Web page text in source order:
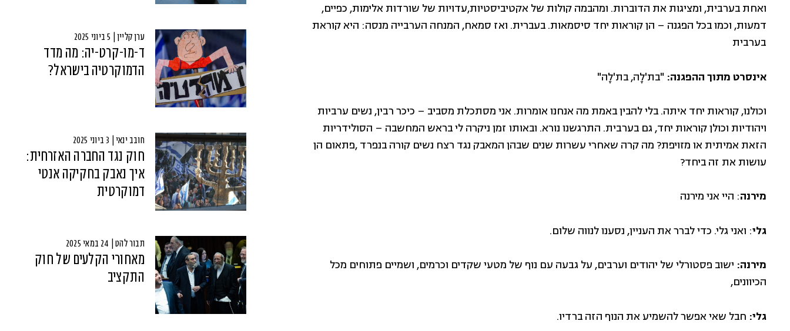
ואחת בערבית, ומציגות את הדוברות. ומהבמה קולות של אקטיביסטיות,עדויות של שורדות אלימות, כפיים,
דמעות, וכמו בכל הפגנה – הן קוראות יחד סיסמאות. בעברית. ואז סמאח, המנחה הערבייה מנסה: היא קוראת
בערבית
אינסרט מתוך ההפגנה: "בת'לֶה, בת'לֶה"
וכולנו, קוראות יחד איתה. בלי להבין באמת מה אנחנו אומרות. אני מסתכלת מסביב – כיכר רבין, נשים ערביות
ויהודיות וכולן קוראות יחד, גם בערבית. התרגשנו נורא. ובאותו זמן ניקרה לי בראש המחשבה – הסולידריות
הזאת אמיתית או מזויפת? מה קרה שאחרי עשרות שנים שבהן המאבק נגד רצח נשים קורה בנפרד ,פתאום הן
עושות את זה ביחד?
מירנה: היי אני מירנה
גלי: ואני גלי. כדי לברר את העניין, נסענו לנווה שלום.
מירנה: ישוב פסטורלי של יהודים וערבים, על גבעה עם נוף של מטעי שקדים וכרמים, ושמיים פתוחים מכל
הכיוונים,
גלי: חבל שאי אפשר להשמיע את הנוף הזה ברדיו.
ערן קליין | 5 ביוני 2025
ד-מו-קרט-יה: מה מדד
הדמוקרטיה בישראל?
חובב ינאי | 3 ביוני 2025
חוק נגד החברה האזרחית:
איך נאבק בחקיקה אנטי
דמוקרטית
תבור להט | 24 במאי 2025
מאחורי הקלעים של חוק
התקציב